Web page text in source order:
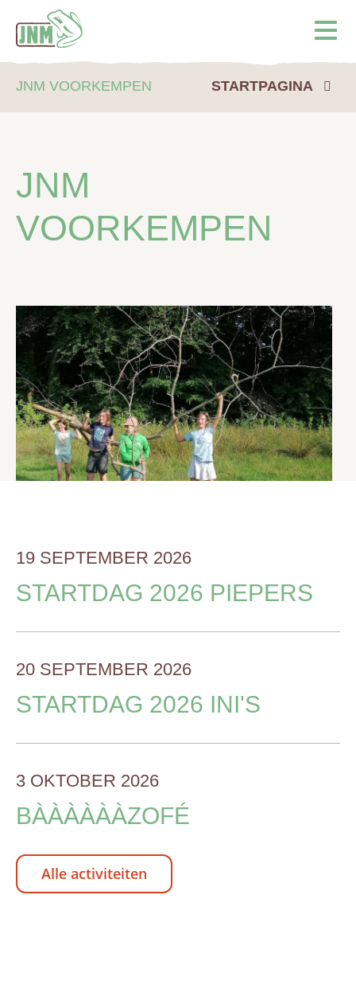
JNM VOORKEMPEN STARTPAGINA
JNM
VOORKEMPEN
19 SEPTEMBER 2026
STARTDAG 2026 PIEPERS
20 SEPTEMBER 2026
STARTDAG 2026 INI'S
3 OKTOBER 2026
BÀÀÀÀÀÀZOFÉ
Alle activiteiten